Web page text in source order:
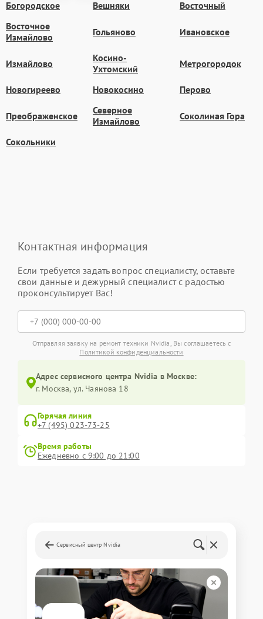
Богородское Вешняки
Восточный
Восточное
Измайлово
Гольяново Ивановское
Измайлово
Косино-
Ухтомский
Метрогородок
Новогиреево Новокосино Перово
Преображенское
Северное
Измайлово
Соколиная Гора
Сокольники
Контактная информация
Если требуется задать вопрос специалисту, оставьте
свои данные и дежурный специалист с радостью
проконсультирует Вас!
Отправляя заявку на ремонт техники Nvidia, Вы соглашаетесь с
Политикой конфиденциальности
Адрес сервисного центра Nvidia в Москве:
г. Москва, ул. Чаянова 18
Горячая линия
+7 (495) 023-73-25
Время работы
Ежедневно с 9:00 до 21:00
Сервисный центр Nvidia